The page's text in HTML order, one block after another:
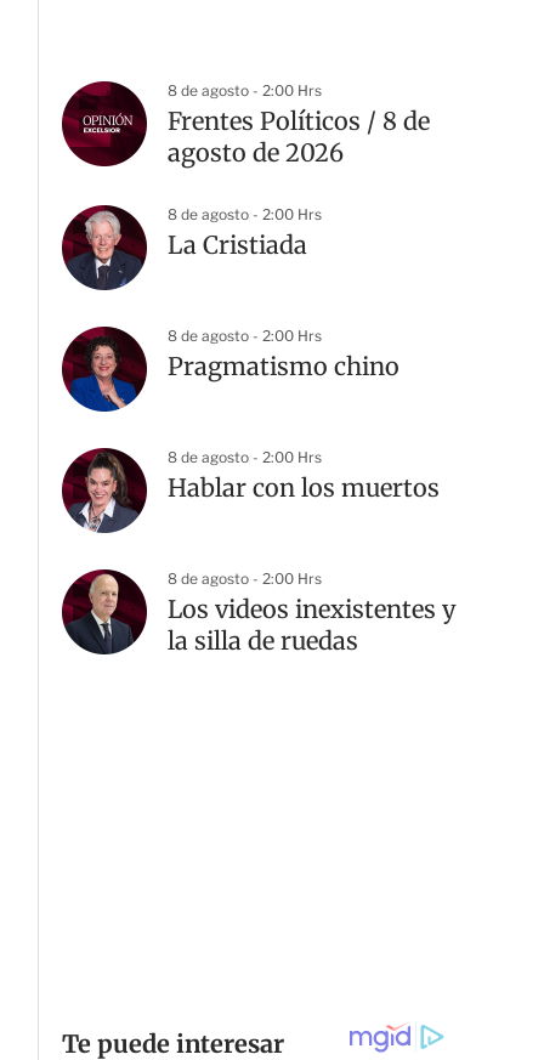
8 de agosto - 2:00 Hrs
Frentes Políticos / 8 de
agosto de 2026
8 de agosto - 2:00 Hrs
La Cristiada
8 de agosto - 2:00 Hrs
Pragmatismo chino
8 de agosto - 2:00 Hrs
Hablar con los muertos
8 de agosto - 2:00 Hrs
Los videos inexistentes y
la silla de ruedas